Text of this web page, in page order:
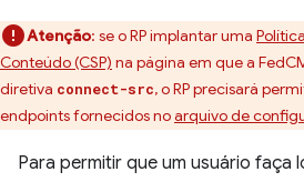
Atenção: se o RP implantar uma
Conteúdo (CSP) na página em que a
diretiva connect-src, o RP precisará
endpoints fornecidos noarquivo de
Para permitir que um usuário faça